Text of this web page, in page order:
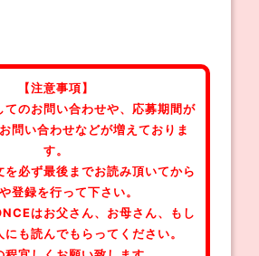
【注意事項】
てのお問い合わせや、応募期間が
問い合わせなどが増えておりま
す。
を必ず最後までお読み頂いてから
登録を行って下さい。
はお父さん、お母さん、もし
にも読んでもらってください。